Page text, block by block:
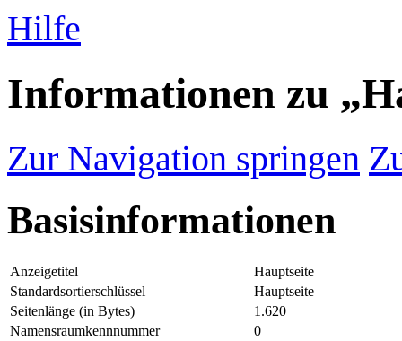
Hilfe
Informationen zu
Zur Navigation springen
Basisinformationen
Anzeigetitel
Hauptseite
Standardsortierschlüssel
Hauptseite
Seitenlänge (in Bytes)
1.620
Namensraumkennnummer
0